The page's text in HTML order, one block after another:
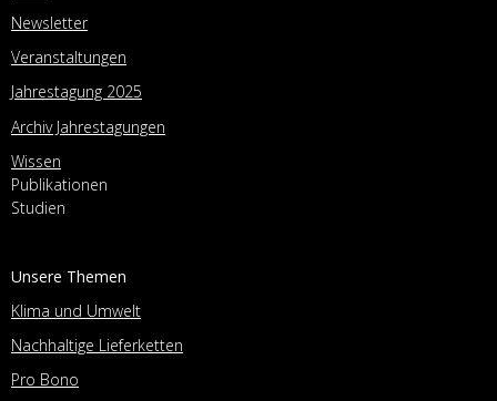
Newsletter
Veranstaltungen
Jahrestagung 2025
Archiv Jahrestagungen
Wissen
Publikationen
Studien
Unsere Themen
Klima und Umwelt
Nachhaltige Lieferketten
Pro Bono